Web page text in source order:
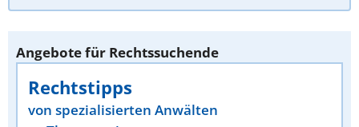
Angebote für Rechtssuchende
Rechtstipps
von spezialisierten Anwälten